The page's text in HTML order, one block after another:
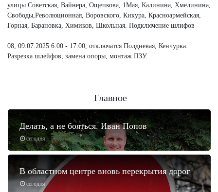
улицы Советская, Вайнера, Ощепкова, 1Мая, Калинина, Хмелинина,
Свободы,Революционная, Воровского, Кикура, Красноармейская,
Горная, Барановка, Химиков, Школьная. Подключение шлифов
08, 09.07.2025 6:00 - 17:00, отключатся Полдневая, Кенчурка.
Разрезка шлейфов, замена опоры, монтаж ПЗУ.
Главное
сегодня
Делать, а не бояться. Иван Попов
сегодня
В областном центре вновь перекрытия дорог